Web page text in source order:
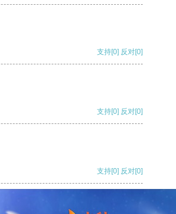
支持[0] 反对[0]
支持[0] 反对[0]
支持[0] 反对[0]